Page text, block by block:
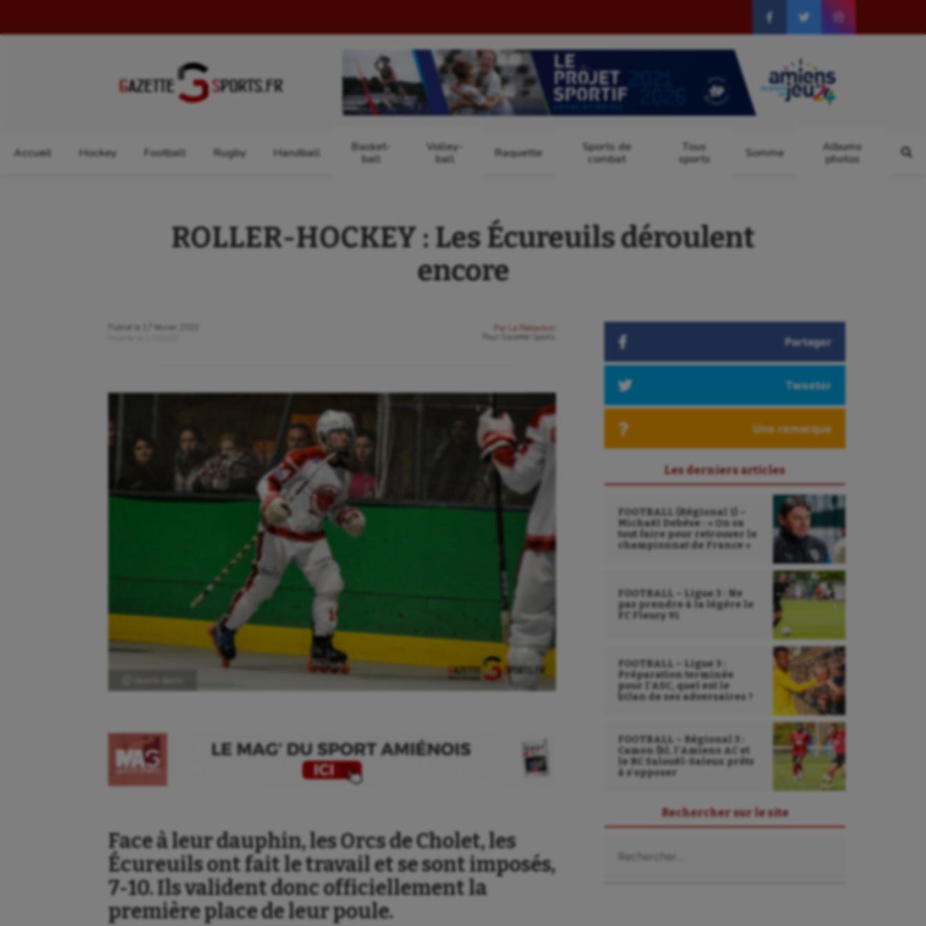
Accueil Hockey Football Rugby Handball
Basket-
ball
Volley-
ball
Raquette
Sports de
combat
Tous
sports
Somme
Albums
photos
Aéronautique
Danse
ROLLER-HOCKEY : Les Écureuils déroulent
encore
Publié le
17 février 2020
Par
La Rédaction
Gazette Sports
Face à leur dauphin, les Orcs de Cholet, les
Écureuils ont fait le travail et se sont imposés,
7-10. Ils valident donc officiellement la
première place de leur poule.
Partager
Tweeter
Une remarque
Les derniers articles
FOOTBALL (Régional 1) –
Michaël Debève : « On va
tout faire pour retrouver le
championnat de France »
FOOTBALL – Ligue 3 : Ne
pas prendre à la légère le
FC Fleury 91
FOOTBALL – Ligue 3 :
Préparation terminée
pour l’ASC, quel est le
bilan de ses adversaires ?
FOOTBALL – Régional 3 :
Camon (b), l’Amiens AC et
le RC Salouël-Saleux prêts
à s’opposer
Rechercher sur le site